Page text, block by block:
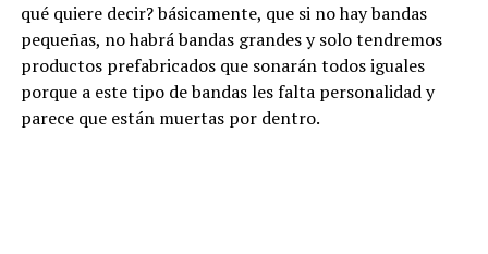
qué quiere decir? básicamente, que si no hay bandas
pequeñas, no habrá bandas grandes y solo tendremos
productos prefabricados que sonarán todos iguales
porque a este tipo de bandas les falta personalidad y
parece que están muertas por dentro.